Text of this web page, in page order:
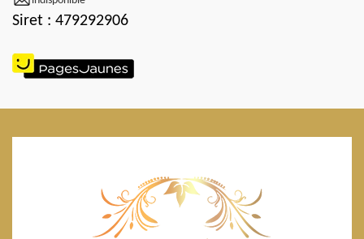
Siret : 479292906